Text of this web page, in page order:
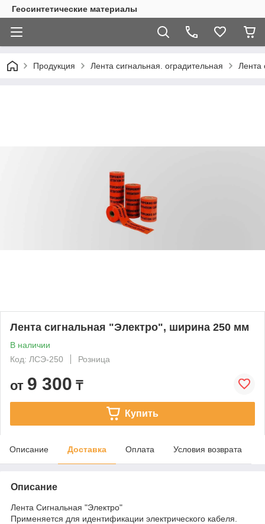
Геосинтетические материалы
Продукция Лента сигнальная. оградительная Лента
Лента сигнальная "Электро", ширина 250 мм
В наличии
Код: ЛСЭ-250
Розница
от 9 300 ₸
Купить
Описание Доставка Оплата Условия возврата
Описание
Лента Сигнальная "Электро"
Применяется для идентификации электрического кабеля.